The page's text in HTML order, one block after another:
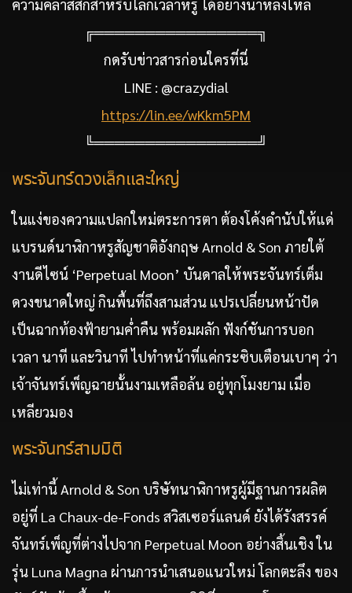
ความคลาสสิกสำหรับโลกเวลาหรู ได้อย่างน่าหลงใหล
╔════════════════╗
กดรับข่าวสารก่อนใครที่นี่
LINE : @crazydial
https://lin.ee/wKkm5PM
╚════════════════╝
พระจันทร์ดวงเล็กและใหญ่
ในแง่ของความแปลกใหม่ตระการตา ต้องโค้งคำนับให้แด่
แบรนด์นาฬิกาหรูสัญชาติอังกฤษ Arnold & Son ภายใต้
งานดีไซน์ ‘Perpetual Moon’ บันดาลให้พระจันทร์เต็ม
ดวงขนาดใหญ่ กินพื้นที่ถึงสามส่วน แปรเปลี่ยนหน้าปัด
เป็นฉากท้องฟ้ายามค่ำคืน พร้อมผลัก ฟังก์ชันการบอก
เวลา นาที และวินาที ไปทำหน้าที่แค่กระซิบเตือนเบาๆ ว่า
เจ้าจันทร์เพ็ญฉายนั้นงามเหลือล้น อยู่ทุกโมงยาม เมื่อ
เหลียวมอง
พระจันทร์สามมิติ
ไม่เท่านี้ Arnold & Son บริษัทนาฬิกาหรูผู้มีฐานการผลิต
อยู่ที่ La Chaux-de-Fonds สวิสเซอร์แลนด์ ยังได้รังสรรค์
จันทร์เพ็ญที่ต่างไปจาก Perpetual Moon อย่างสิ้นเชิง ใน
รุ่น Luna Magna ผ่านการนำเสนอแนวใหม่ โลกตะลึง ของ